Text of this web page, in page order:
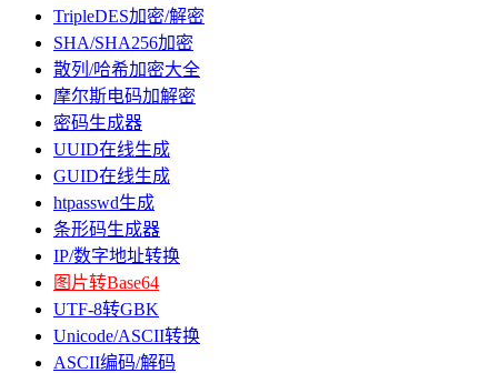
TripleDES加密/解密
SHA/SHA256加密
散列/哈希加密大全
摩尔斯电码加解密
密码生成器
UUID在线生成
GUID在线生成
htpasswd生成
条形码生成器
IP/数字地址转换
图片转Base64
UTF-8转GBK
Unicode/ASCII转换
ASCII编码/解码